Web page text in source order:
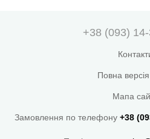
+38 (093)
Повна
Мапа
Замовлення по телефону +38